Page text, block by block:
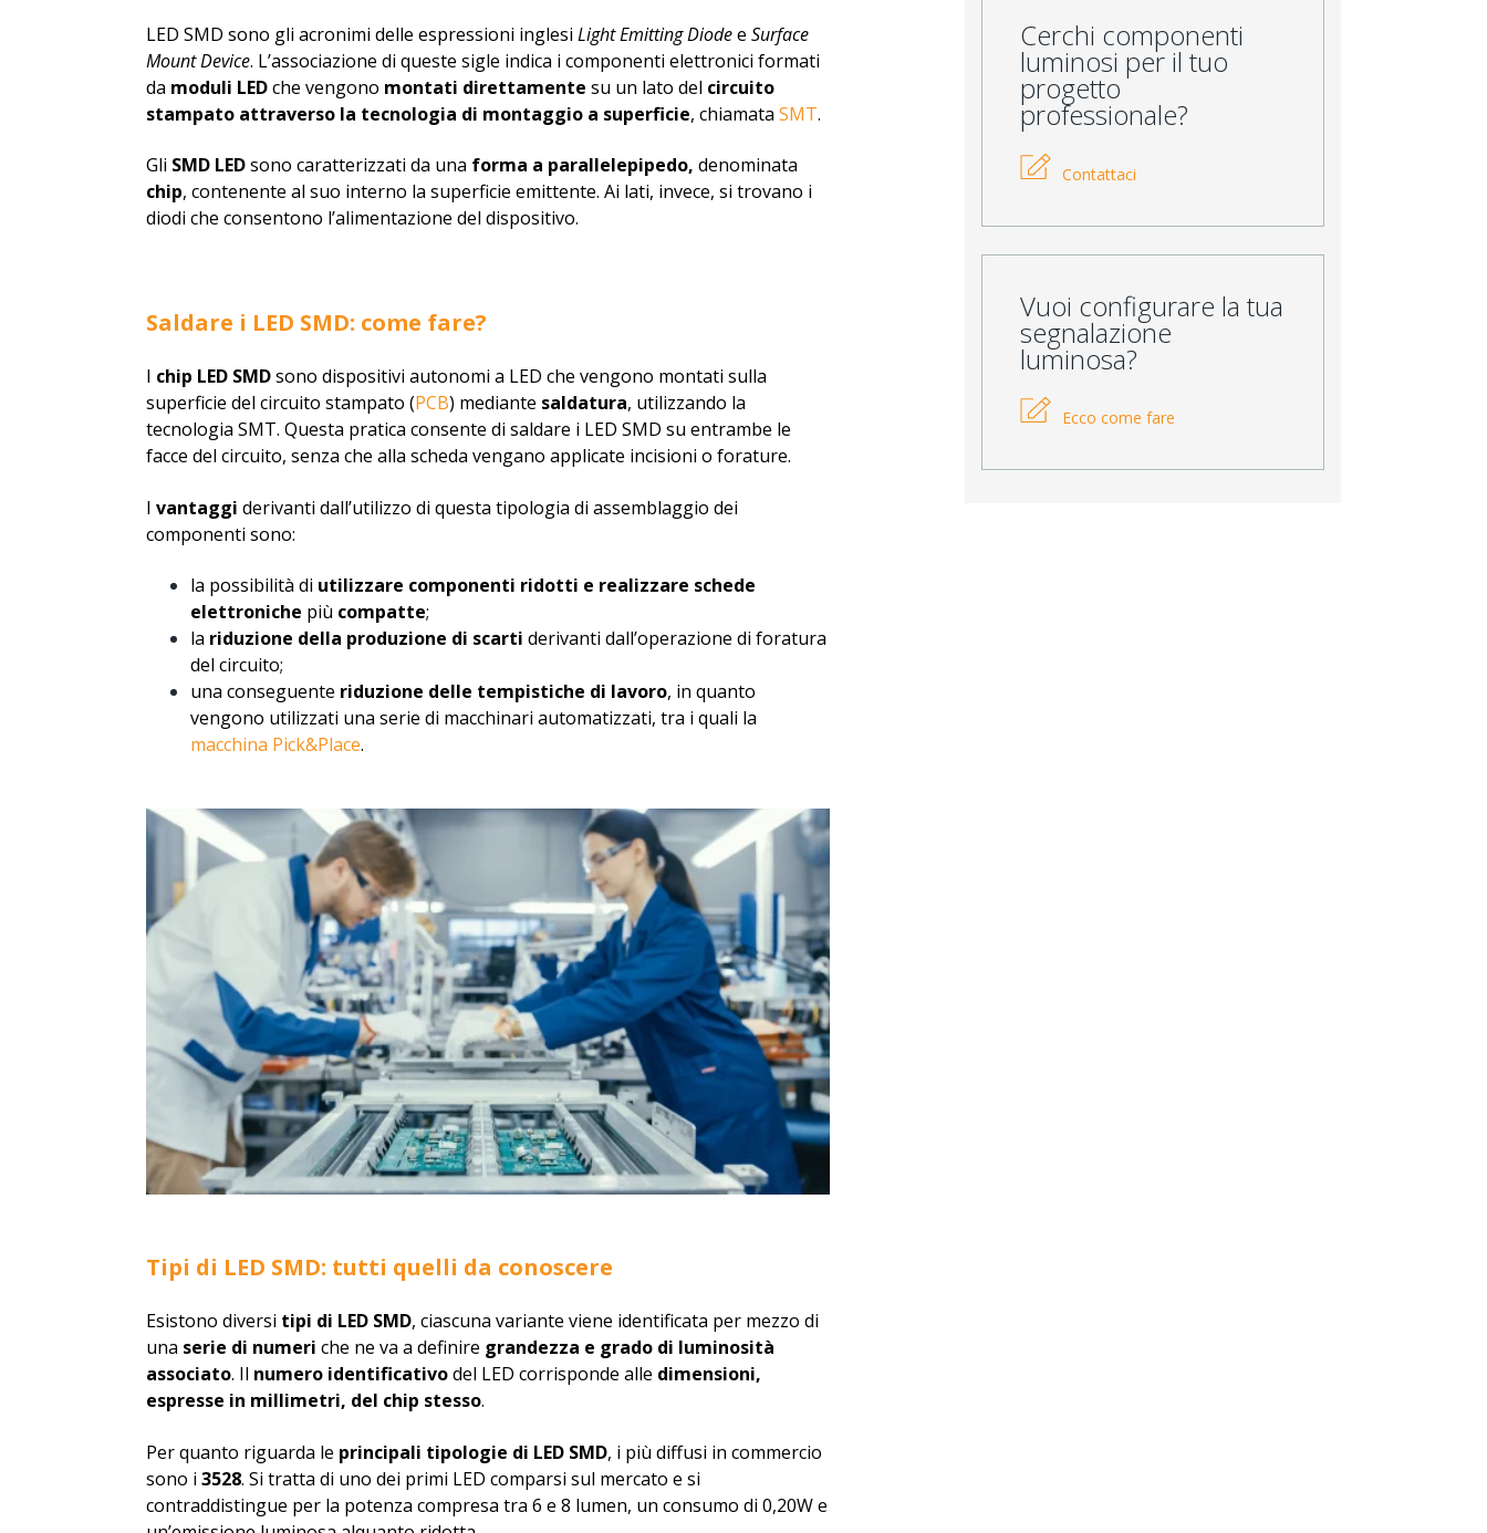
LED SMD sono gli acronimi delle espressioni inglesi Light Emitting Diodee Surface
Mount Device. L’associazione di queste sigle indica i componenti elettronici formati
da moduli LEDche vengono montati direttamente su un lato del circuito
stampato attraverso la tecnologia di montaggio a superficie, chiamata SMT.
Gli SMD LEDsono caratterizzati da una forma a parallelepipedo, denominata
chip, contenente al suo interno la superficie emittente. Ai lati, invece, si trovano i
diodi che consentono l’alimentazione del dispositivo.
Saldare i LED SMD: come fare?
I chip LED SMDsono dispositivi autonomi a LED che vengono montati sulla
superficie del circuito stampato (PCB) mediante saldatura, utilizzando la
tecnologia SMT. Questa pratica consente di saldare i LED SMD su entrambe le
facce del circuito, senza che alla scheda vengano applicate incisioni o forature.
I vantaggi derivanti dall’utilizzo di questa tipologia di assemblaggio dei
componenti sono:
la possibilità di utilizzare componenti ridotti e realizzare schede
elettroniche più compatte;
la riduzione della produzione di scarti derivanti dall’operazione di foratura
del circuito;
una conseguente riduzione delle tempistiche di lavoro, in quanto
vengono utilizzati una serie di macchinari automatizzati, tra i quali la
macchina Pick&Place.
Tipi di LED SMD: tutti quelli da conoscere
Esistono diversi tipi di LED SMD, ciascuna variante viene identificata per mezzo di
una serie di numeri che ne va a definire grandezza e grado di luminosità
associato. Il numero identificativodel LED corrisponde alle dimensioni,
espresse in millimetri, del chip stesso.
Per quanto riguarda le principali tipologie di LED SMD, i più diffusi in commercio
sono i 3528. Si tratta di uno dei primi LED comparsi sul mercato e si
contraddistingue per la potenza compresa tra 6 e 8 lumen, un consumo di 0,20W e
Cerchi componenti
luminosi per il tuo
progetto
professionale?
Contattaci
Vuoi configurare la tua
segnalazione
luminosa?
Ecco come fare